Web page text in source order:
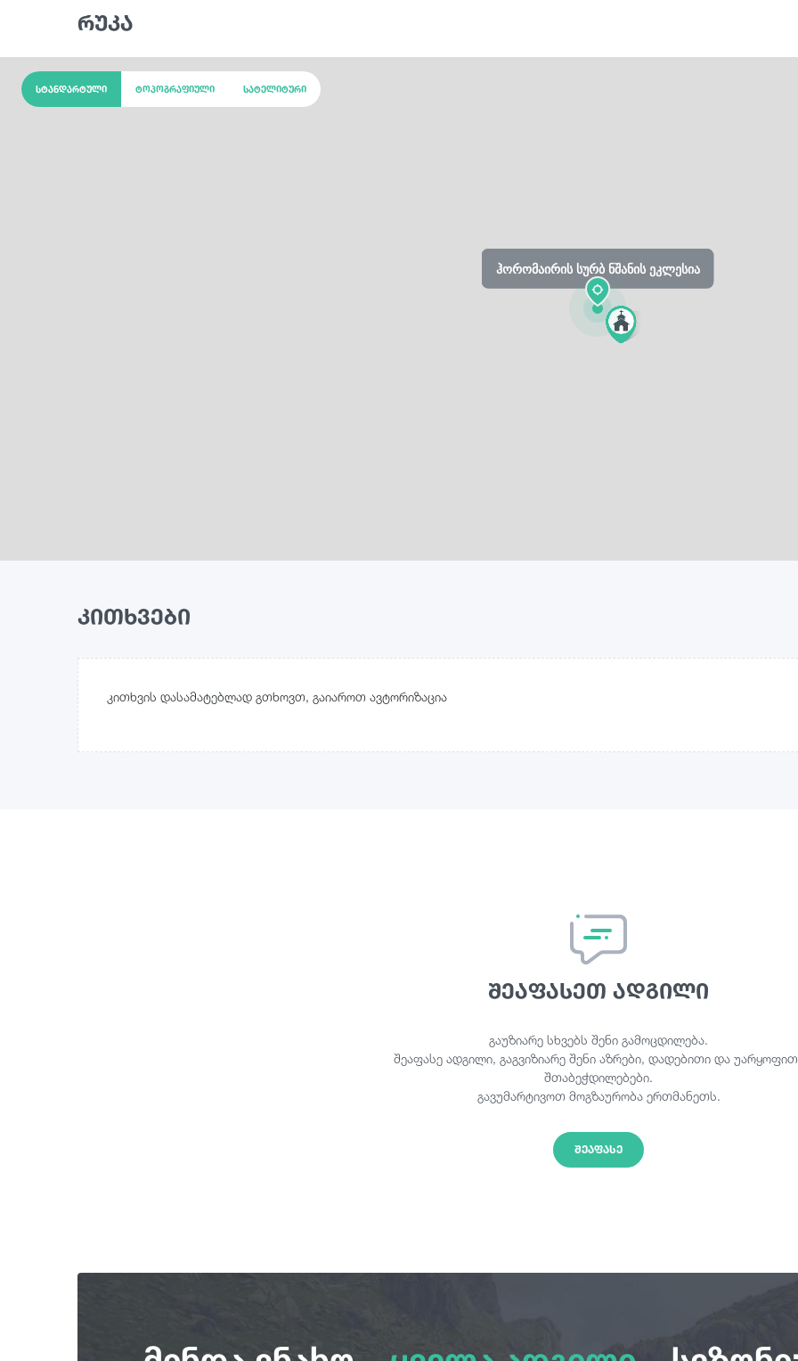
რუკა
ჰორომაირის სურბ ნშანის ეკლესია
სტანდარტული ტოპოგრაფიული სატელიტური
კითხვები
კითხვის დასამატებლად გთხოვთ, გაიაროთ ავტორიზაცია
შეაფასეთ ადგილი
გაუზიარე სხვებს შენი გამოცდილება.
შეაფასე ადგილი, გაგვიზიარე შენი აზრები, დადებითი და
შთაბეჭდილებები.
გავუმარტივოთ მოგზაურობა ერთმანეთს.
ᲨᲔᲐᲤᲐᲡᲔ